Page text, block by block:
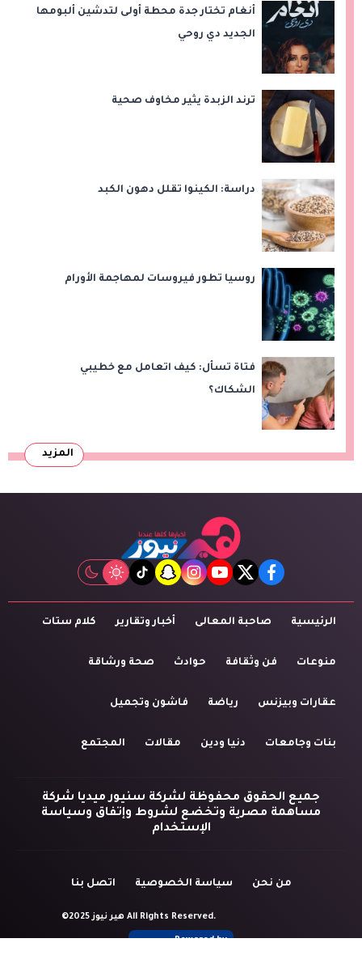
أنغام تختار جدة محطة أولى لتدشين ألبومها
الجديد دي روحي
ترند الزبدة يثير مخاوف صحية
دراسة: الكينوا تقلل دهون الكبد
روسيا تطور فيروسات لمهاجمة الأورام
فتاة تسأل: كيف اتعامل مع خطيبي
الشكاك؟
المزيد
facebook
twitter
youtube
instagram
snapchat
tiktok
الرئيسية صاحبة المعالى أخبار وتقارير كلام ستات
منوعات فن وثقافة حوادث صحة ورشاقة
عقارات وبيزنس رياضة فاشون وتجميل
بنات وجامعات دنيا ودين مقالات المجتمع
جميع الحقوق محفوظة لشركة سنيور ميديا شركة
مساهمة مصرية وتخضع لشروط وإتفاق وسياسة
الإستخدام
من نحن سياسة الخصوصية اتصل بنا
©2025 هير نيوز All Rights Reserved.
Powered by